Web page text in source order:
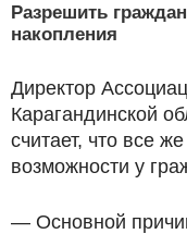
Разрешить
накопления
Директор
Карагандинской
считает, что все
возможности у
— Основной